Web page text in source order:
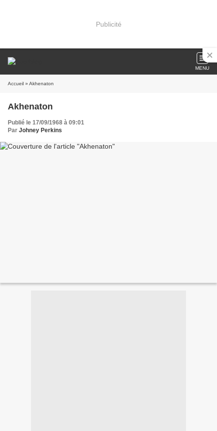
Publicité
MENU
Accueil » Akhenaton
Akhenaton
Publié le 17/09/1968 à 09:01
Par Johney Perkins